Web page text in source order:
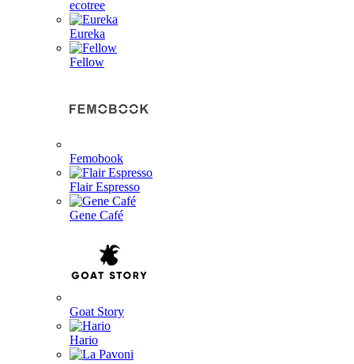
ecotree
Eureka
Fellow
Femobook
Flair Espresso
Gene Café
Goat Story
Hario